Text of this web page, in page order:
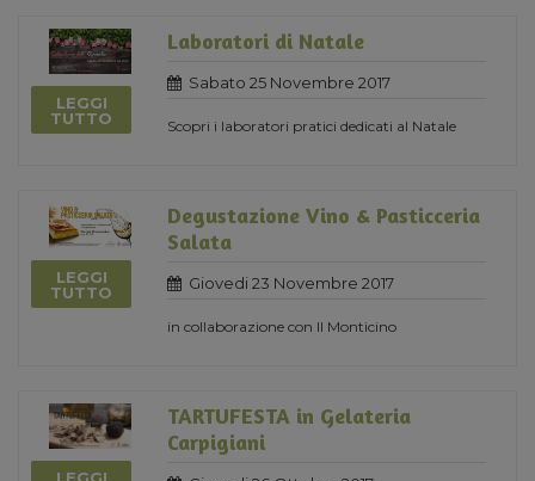
LEGGI
TUTTO
Laboratori di Natale
Sabato 25 Novembre 2017
Scopri i laboratori pratici dedicati al Natale
LEGGI
TUTTO
Degustazione Vino & Pasticceria
Salata
Giovedi 23 Novembre 2017
in collaborazione con Il Monticino
TARTUFESTA in Gelateria
Carpigiani